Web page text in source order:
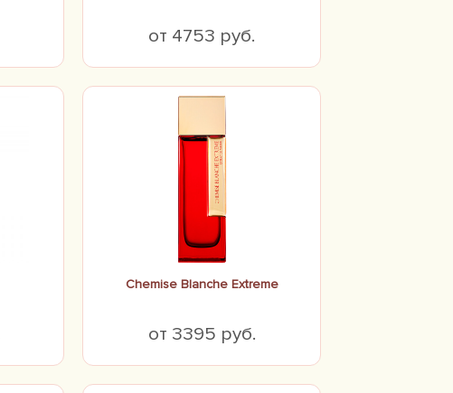
от 4753 руб.
Chemise Blanche Extreme
от 3395 руб.